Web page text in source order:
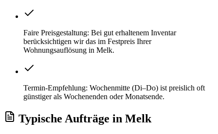
Faire Preisgestaltung: Bei gut erhaltenem Inventar
berücksichtigen wir das im Festpreis Ihrer
Wohnungsauflösung in Melk.
Termin-Empfehlung: Wochenmitte (Di–Do) ist preislich oft
günstiger als Wochenenden oder Monatsende.
Typische Aufträge in Melk